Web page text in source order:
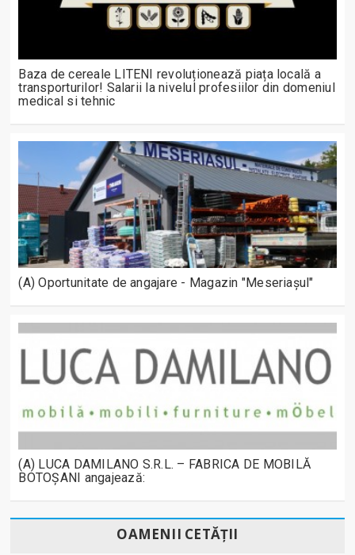
Baza de cereale LITENI revoluționează piața locală a
transporturilor! Salarii la nivelul profesiilor din domeniul
medical si tehnic
(A) Oportunitate de angajare - Magazin "Meseriașul"
(A) LUCA DAMILANO S.R.L. – FABRICA DE MOBILĂ
BOTOȘANI angajează:
OAMENII CETĂȚII